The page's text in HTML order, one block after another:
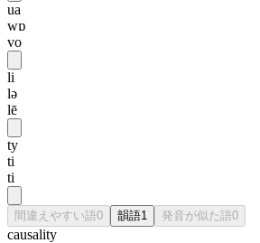
ua
wɒ
vo
li
lə
lē
ty
ti
ti
間違えやすい語0 韻語1 発音が似た語0
causality